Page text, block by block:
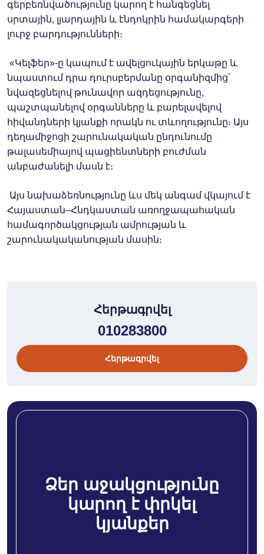
գերբեռնվածությունը կարող է հանգեցնել
սրտային, լյարդային և էնդոկրին համակարգերի
լուրջ բարդությունների։
«Կելֆեր»-ը կապում է ավելցուկային երկաթը և
նպաստում դրա դուրսբերմանը օրգանիզմից՝
նվազեցնելով թունավոր ազդեցությունը,
պաշտպանելով օրգանները և բարելավելով
հիվանդների կյանքի որակն ու տևողությունը։ Այս
դեղամիջոցի շարունակական ընդունումը
թալասեմիայով պացիենտների բուժման
անբաժանելի մասն է։
Այս նախաձեռնությունը ևս մեկ անգամ վկայում է
Հայաստան–Հնդկաստան առողջապահական
համագործակցության ամրության և
շարունակականության մասին։
Հերթագրվել
010283800
Հերթագրվել
Ձեր աջակցությունը
կարող է փրկել
կյանքեր